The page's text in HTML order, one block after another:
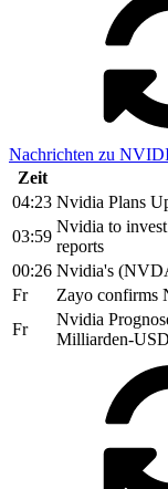
Nachrichten zu
Zeit
04:23 Nvidia Plans
03:59
Nvidia to
reports
00:26 Nvidia's
Fr
Zayo confirms
Fr
Nvidia
Milliarden-